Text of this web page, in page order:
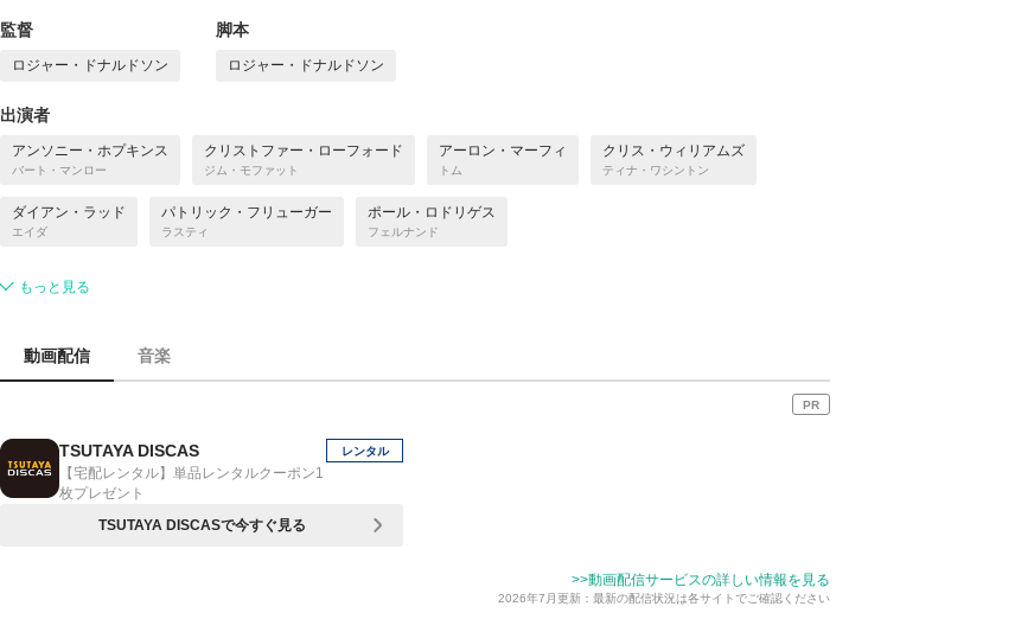
監督
ロジャー・ドナルドソン
脚本
ロジャー・ドナルドソン
出演者
アンソニー・ホプキンス
バート・マンロー
クリストファー・ローフォード
ジム・モファット
アーロン・マーフィ
トム
クリス・ウィリアムズ
ティナ・ワシントン
ダイアン・ラッド
エイダ
パトリック・フリューガー
ラスティ
ポール・ロドリゲス
フェルナンド
もっと見る
動画配信 音楽
PR
TSUTAYA DISCAS
【宅配レンタル】単品レンタルクーポン1
枚プレゼント
レンタル
TSUTAYA DISCASで今すぐ見る
>>動画配信サービスの詳しい情報を見る
2026年7月更新：最新の配信状況は各サイトでご確認ください